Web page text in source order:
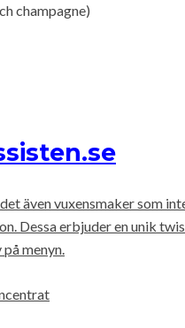
champagne)
även vuxensmaker som
Dessa erbjuder en unik
menyn.